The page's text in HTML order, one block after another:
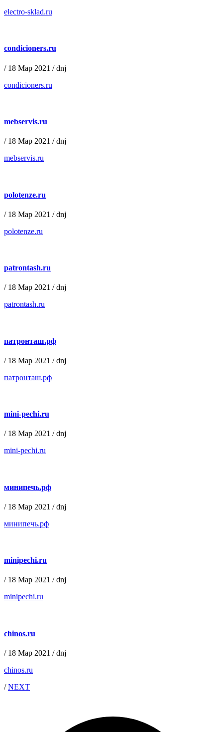
electro-sklad.ru
condicioners.ru
/ 18 Мар 2021 / dnj
condicioners.ru
mebservis.ru
/ 18 Мар 2021 / dnj
mebservis.ru
polotenze.ru
/ 18 Мар 2021 / dnj
polotenze.ru
patrontash.ru
/ 18 Мар 2021 / dnj
patrontash.ru
патронташ.рф
/ 18 Мар 2021 / dnj
патронташ.рф
mini-pechi.ru
/ 18 Мар 2021 / dnj
mini-pechi.ru
минипечь.рф
/ 18 Мар 2021 / dnj
минипечь.рф
minipechi.ru
/ 18 Мар 2021 / dnj
minipechi.ru
chinos.ru
/ 18 Мар 2021 / dnj
chinos.ru
/NEXT